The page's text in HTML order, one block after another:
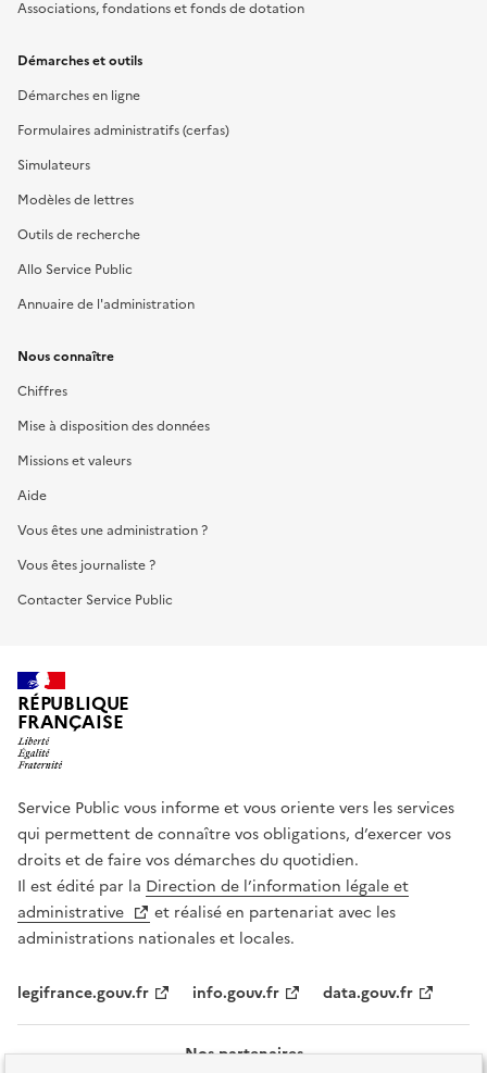
Associations, fondations et fonds de dotation
Démarches et outils
Démarches en ligne
Formulaires administratifs (cerfas)
Simulateurs
Modèles de lettres
Outils de recherche
Allo Service Public
Annuaire de l'administration
Nous connaître
Chiffres
Mise à disposition des données
Missions et valeurs
Aide
Vous êtes une administration ?
Vous êtes journaliste ?
Contacter Service Public
RÉPUBLIQUE
FRANÇAISE
Service Public vous informe et vous oriente vers les services
qui permettent de connaître vos obligations, d’exercer vos
droits et de faire vos démarches du quotidien.
Il est édité par la Direction de l’information légale et
administrative
et réalisé en partenariat avec les
administrations nationales et locales.
legifrance.gouv.fr info.gouv.fr data.gouv.fr
Nos partenaires